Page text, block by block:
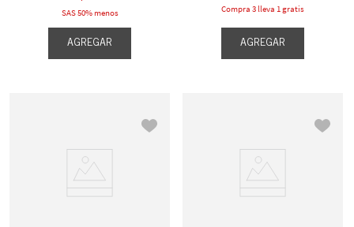
SAS 50% menos
AGREGAR
Compra 3 lleva 1 gratis
AGREGAR